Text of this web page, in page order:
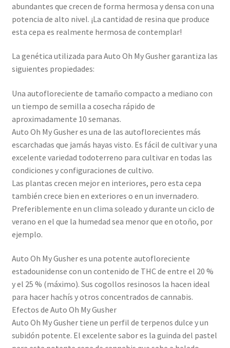
abundantes que crecen de forma hermosa y densa con una
potencia de alto nivel. ¡La cantidad de resina que produce
esta cepa es realmente hermosa de contemplar!
La genética utilizada para Auto Oh My Gusher garantiza las
siguientes propiedades:
Una autofloreciente de tamaño compacto a mediano con
un tiempo de semilla a cosecha rápido de
aproximadamente 10 semanas.
Auto Oh My Gusher es una de las autoflorecientes más
escarchadas que jamás hayas visto. Es fácil de cultivar y una
excelente variedad todoterreno para cultivar en todas las
condiciones y configuraciones de cultivo.
Las plantas crecen mejor en interiores, pero esta cepa
también crece bien en exteriores o en un invernadero.
Preferiblemente en un clima soleado y durante un ciclo de
verano en el que la humedad sea menor que en otoño, por
ejemplo.
Auto Oh My Gusher es una potente autofloreciente
estadounidense con un contenido de THC de entre el 20 %
y el 25 % (máximo). Sus cogollos resinosos la hacen ideal
para hacer hachís y otros concentrados de cannabis.
Efectos de Auto Oh My Gusher
Auto Oh My Gusher tiene un perfil de terpenos dulce y un
subidón potente. El excelente sabor es la guinda del pastel